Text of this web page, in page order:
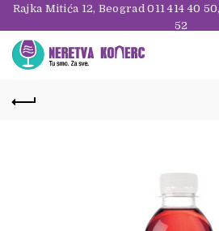
Rajka Mitića 12, Beograd011 414 40 50,
52